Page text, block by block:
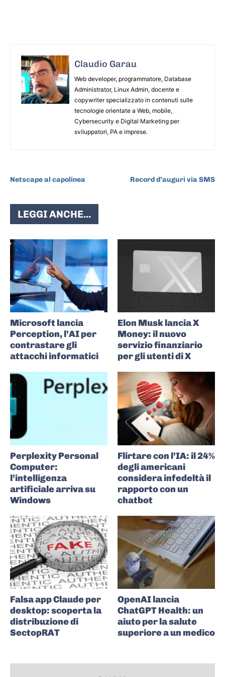
Claudio Garau
Web developer, programmatore, Database
Administrator, Linux Admin, docente e
copywriter specializzato in contenuti sulle
tecnologie orientate a Web, mobile,
Cybersecurity e Digital Marketing per
sviluppatori, PA e imprese.
Netscape al capolinea
Record d’auguri via SMS
LEGGI ANCHE...
Microsoft lancia
Perception, l’AI per
contrastare gli
attacchi informatici
Elon Musk lancia X
Money: il nuovo
servizio finanziario
per gli utenti di X
Perplexity Personal
Computer:
l’intelligenza
artificiale arriva su
Windows
Flirtare con l’IA: il 24%
degli americani
considera infedeltà il
rapporto con un
chatbot
Falsa app Claude per
desktop: scoperta la
distribuzione di
SectopRAT
OpenAI lancia
ChatGPT Health: un
aiuto per la salute
superiore a un medico